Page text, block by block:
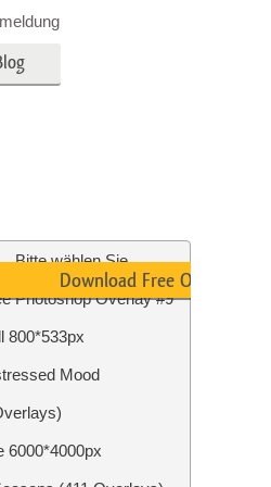
Bitte wählen Sie
Photoshop Overlay #9
800*533px
Mood
6000*4000px
Download Free Overlay